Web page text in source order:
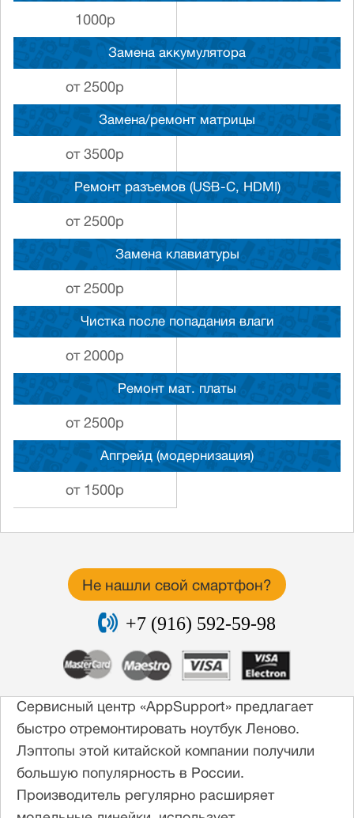
1000р
Замена аккумулятора
от 2500р
Замена/ремонт матрицы
от 3500р
Ремонт разъемов (USB-C, HDMI)
от 2500р
Замена клавиатуры
от 2500р
Чистка после попадания влаги
от 2000р
Ремонт мат. платы
от 2500р
Апгрейд (модернизация)
от 1500р
Не нашли свой смартфон?
+7 (916) 592-59-98
Сервисный центр «AppSupport» предлагает
быстро отремонтировать ноутбук Леново.
Лэптопы этой китайской компании получили
большую популярность в России.
Производитель регулярно расширяет